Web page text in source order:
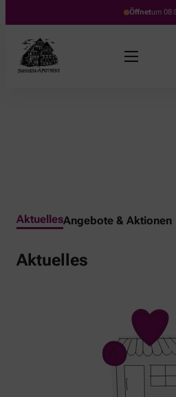
Öffnetum
AktuellesAngebote & Aktionen
Aktuelles